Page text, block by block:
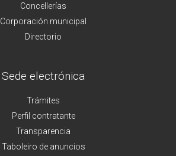
Concellerías
Corporación municipal
Directorio
Sede electrónica
Trámites
Perfil contratante
Transparencia
Taboleiro de anuncios